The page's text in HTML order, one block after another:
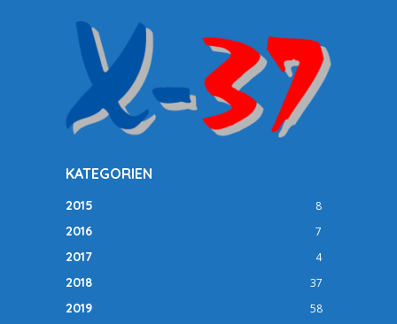
KATEGORIEN
2015 8
2016 7
2017 4
2018 37
2019 58